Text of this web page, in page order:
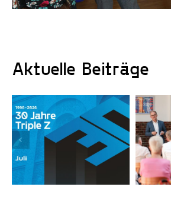
Aktuelle Beiträge
Triple Z-
Jubiläumsjahr mit
Rückenwind: Es
sind wieder